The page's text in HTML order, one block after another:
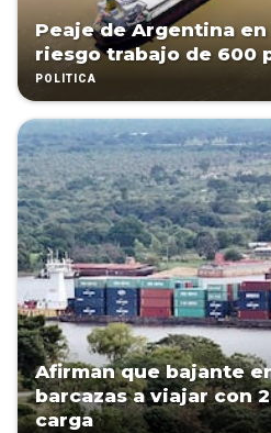
Peaje de Argentina
riesgo trabajo de 600
POLÍTICA
Afirman que bajante
barcazas a viajar con
carga